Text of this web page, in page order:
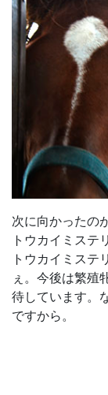
次に向かったの
トウカイミステ
トウカイミステ
ぇ。今後は繁殖
待しています。
ですから。